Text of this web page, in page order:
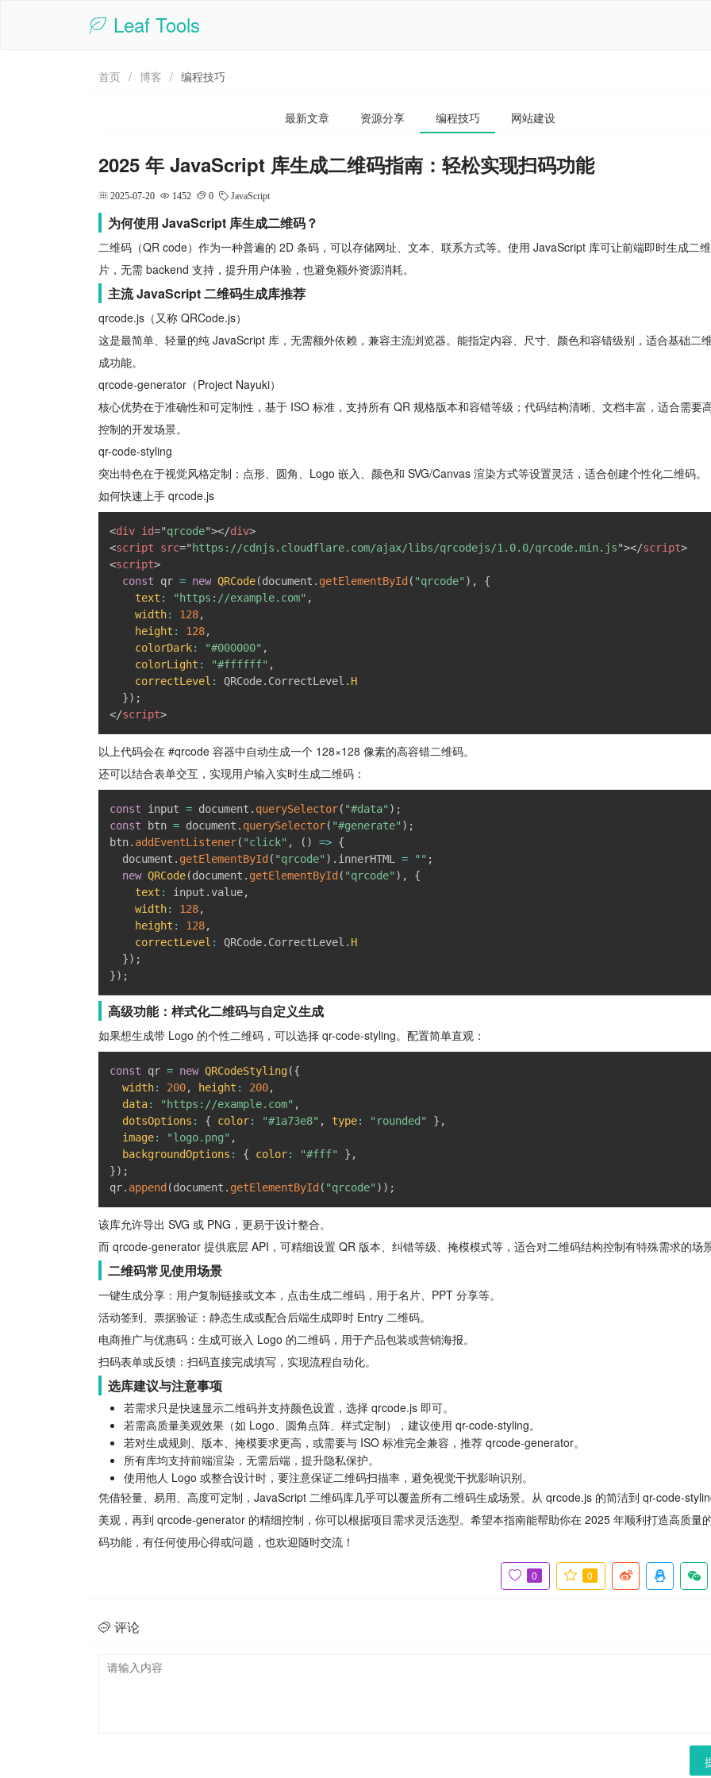
Leaf Tools
首页 / 博客 / 编程技巧
最新文章 资源分享 编程技巧 网站建设
2025 年 JavaScript 库生成二维码指南：轻松实现扫码功能
2025-07-20 1452 0 JavaScript
为何使用 JavaScript 库生成二维码？
二维码（QR code）作为一种普遍的 2D 条码，可以存储网址、文本、联系方式等。使用 JavaScript 库可让前端即时生成二
片，无需 backend 支持，提升用户体验，也避免额外资源消耗。
主流 JavaScript 二维码生成库推荐
qrcode.js（又称 QRCode.js）
这是最简单、轻量的纯 JavaScript 库，无需额外依赖，兼容主流浏览器。能指定内容、尺寸、颜色和容错级别，适合基础二
成功能。
qrcode-generator（Project Nayuki）
核心优势在于准确性和可定制性，基于 ISO 标准，支持所有 QR 规格版本和容错等级；代码结构清晰、文档丰富，适合需要
控制的开发场景。
qr-code-styling
突出特色在于视觉风格定制：点形、圆角、Logo 嵌入、颜色和 SVG/Canvas 渲染方式等设置灵活，适合创建个性化二维码。
如何快速上手 qrcode.js
<div id="qrcode"></div>
<script src=" https://cdnjs.cloudflare.com/ajax/libs/qrcodejs/1.0.0/qrcode.min.js"></script>
<script>
const qr = new QRCode(document . getElementById ( "qrcode" ) ,
{
text : "https://example.com" ,
width: 128,
height : 128,
colorDark: "#000000" ,
colorLight : "#ffffff" ,
correctLevel : QRCode. CorrectLevel . H
}) ;
</script>
以上代码会在 #qrcode 容器中自动生成一个 128×128 像素的高容错二维码。
还可以结合表单交互，实现用户输入实时生成二维码：
const input = document . querySelector( "#data" ) ;
const btn = document . querySelector( "#generate" ) ;
btn. addEventListener( "click" , ( ) => {
  document
. getElementById ( "qrcode" ) . innerHTML = "" ;
new QRCode(document . getElementById ( "qrcode" ) ,
{
text : input . value,
width: 128,
height : 128,
correctLevel : QRCode. CorrectLevel . H
}) ;
}) ;
高级功能：样式化二维码与自定义生成
如果想生成带 Logo 的个性二维码，可以选择 qr-code-styling。配置简单直观：
const qr = new QRCodeStyling({
width: 200, height : 200,
data: "https://example.com" ,
dotsOptions : { color: "#1a73e8" , type: "rounded" } ,
image: "logo.png" ,
backgroundOptions : { color: "#fff" } ,
}) ;
qr. append (document . getElementById ( "qrcode" ) ) ;
该库允许导出 SVG 或 PNG，更易于设计整合。
而 qrcode-generator 提供底层 API，可精细设置 QR 版本、纠错等级、掩模模式等，适合对二维码结构控制有特殊需求的场
二维码常见使用场景
一键生成分享：用户复制链接或文本，点击生成二维码，用于名片、PPT 分享等。
活动签到、票据验证：静态生成或配合后端生成即时 Entry 二维码。
电商推广与优惠码：生成可嵌入 Logo 的二维码，用于产品包装或营销海报。
扫码表单或反馈：扫码直接完成填写，实现流程自动化。
选库建议与注意事项
若需求只是快速显示二维码并支持颜色设置，选择 qrcode.js 即可。
若需高质量美观效果（如 Logo、圆角点阵、样式定制），建议使用 qr-code-styling。
若对生成规则、版本、掩模要求更高，或需要与 ISO 标准完全兼容，推荐 qrcode-generator。
所有库均支持前端渲染，无需后端，提升隐私保护。
使用他人 Logo 或整合设计时，要注意保证二维码扫描率，避免视觉干扰影响识别。
凭借轻量、易用、高度可定制，JavaScript 二维码库几乎可以覆盖所有二维码生成场景。从 qrcode.js 的简洁到 qr-code-
美观，再到 qrcode-generator 的精细控制，你可以根据项目需求灵活选型。希望本指南能帮助你在 2025 年顺利打造高质量
码功能，有任何使用心得或问题，也欢迎随时交流！
0 0
评论